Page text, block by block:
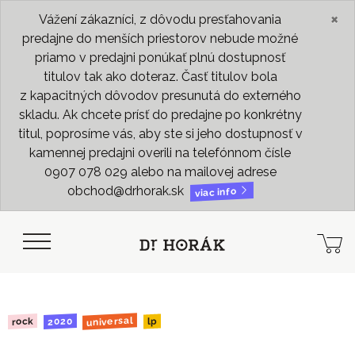
Vážení zákazníci, z dôvodu presťahovania
predajne do menších priestorov nebude možné
priamo v predajni ponúkať plnú dostupnosť
titulov tak ako doteraz. Časť titulov bola
z kapacitných dôvodov presunutá do externého
skladu. Ak chcete prísť do predajne po konkrétny
titul, poprosíme vás, aby ste si jeho dostupnosť v
kamennej predajni overili na telefónnom čísle
0907 078 029 alebo na mailovej adrese
obchod@drhorak.sk
viac info
×
rock 2020 universal lp